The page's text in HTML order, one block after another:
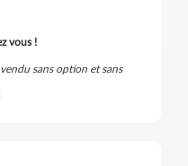
vous !
sans option et sans